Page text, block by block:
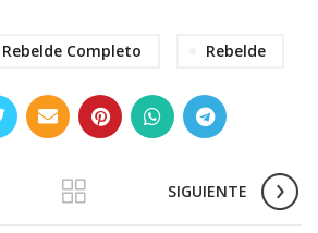
Completo Rebelde
SIGUIENTE